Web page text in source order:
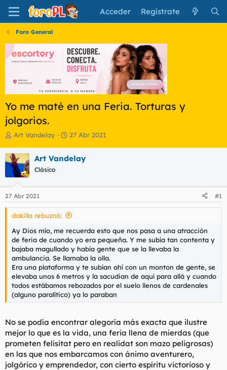
Acceder Regístrate
Foro General
Yo me maté en una Feria. Torturas y
jolgorios.
I
i
c
i
a
d
o
r
d
l
t
e
m
a
Art Vandelay
F
h
e
n
i
i
o
27 Abr 2021
Art Vandelay
Clásico
27 Abr 2021 #1
dakilla rebuznó:
Ay Dios mío, me recuerda esto que nos pasa a una atracción
de feria de cuando yo era pequeña. Y me subía tan contenta y
bajaba magullado y había gente que se la llevaba la
ambulancia. Se llamaba la olla.
Era una plataforma y te subían ahí con un monton de gente, se
elevaba unos 6 metros y la sacudian de aquí para allá y cuando
todos estábamos rebozados por el suelo llenos de cardenales
(alguno paralítico) ya lo paraban
No se podía encontrar alegoría más exacta que ilustre
mejor lo que es la vida, una feria llena de mierdas (que
prometen felisitat pero en realidat son mazo peligrosas)
en las que nos embarcamos con ánimo aventurero,
jolgórico y emprendedor, con cierto espíritu victorioso y